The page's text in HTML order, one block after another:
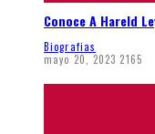
Conoce A Hareld
Biografias
mayo 20, 2023 2165